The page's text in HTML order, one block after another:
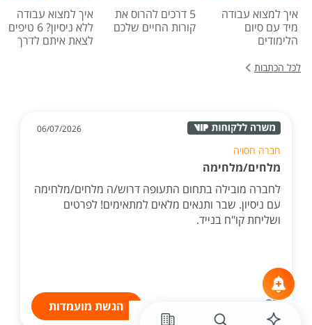
איך למצוא עבודה
מיד עם סיום
הלימודים
5 דרכים להרוס את
קורות החיים שלכם
איך למצוא עבודה
ללא ניסיון? 6 טיפים
לצאת איתם לדרך
לכל הכתבות
06/07/2026
חברה חסויה
מלחים/מלחימה
לחברה מובילה בתחום התעופה דרוש/ה מלחים/מלחימה
עם ניסיון. שבר ותנאים מלאים למתאימים! לפרטים
ושליחת קו"ח בנייד.
הגשת מועמדות